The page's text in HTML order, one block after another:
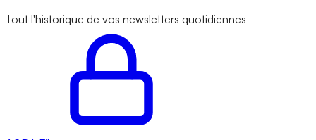
Tout l'historique de vos newsletters quotidiennes